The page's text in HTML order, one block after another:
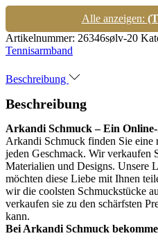
Alle anzeigen:
Artikelnummer: 26346sølv-20
Tennisarmband
Beschreibung
Beschreibung
Arkandi Schmuck – Ein
Arkandi Schmuck finden Sie
jeden Geschmack. Wir verkaufen
Materialien und Designs. Unsere
möchten diese Liebe mit Ihnen
wir die coolsten Schmuckstücke
verkaufen sie zu den schärfsten
kann.
Bei Arkandi Schmuck